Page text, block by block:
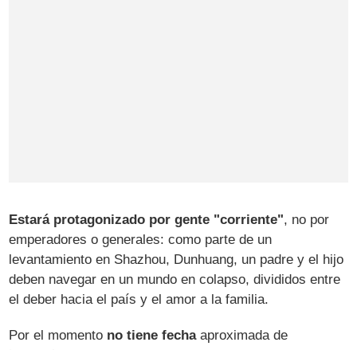
Estará protagonizado por gente "corriente", no por
emperadores o generales: como parte de un
levantamiento en Shazhou, Dunhuang, un padre y el hijo
deben navegar en un mundo en colapso, divididos entre
el deber hacia el país y el amor a la familia.
Por el momento no tiene fechaaproximada de